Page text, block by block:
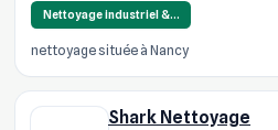
Nettoyage industriel &…
nettoyage située à Nancy
Shark Nettoyage